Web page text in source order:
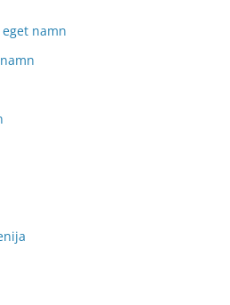
namn